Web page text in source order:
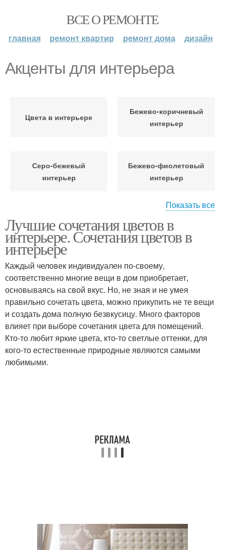
ВСЕ О РЕМОНТЕ
главная ремонт квартир ремонт дома дизайн
Акценты для интерьера
Цвета в интерьере
Бежево-коричневый
интерьер
Серо-бежевый
интерьер
Бежево-фиолетовый
интерьер
интерьер
Показать все
Лучшие сочетания цветов в
интерьере. Сочетания цветов в
интерьере
Каждый человек индивидуален по-своему,
соответственно многие вещи в дом приобретает,
основываясь на свой вкус. Но, не зная и не умея
правильно сочетать цвета, можно прикупить не те вещи
и создать дома полную безвкусицу. Много факторов
влияет при выборе сочетания цвета для помещений.
Кто-то любит яркие цвета, кто-то светлые оттенки, для
кого-то естественные природные являются самыми
любимыми.